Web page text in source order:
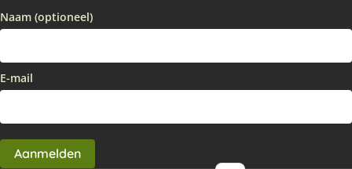
Naam (optioneel)
E-mail
Aanmelden